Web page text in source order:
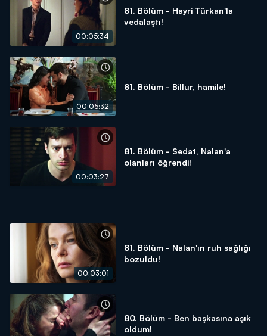
00:05:34
81. Bölüm - Hayri Türkan'la
vedalaştı!
00:05:32
81. Bölüm - Billur, hamile!
00:03:27
81. Bölüm - Sedat, Nalan'a
olanları öğrendi!
00:03:01
81. Bölüm - Nalan'ın ruh sağlığı
bozuldu!
80. Bölüm - Ben başkasına aşık
oldum!